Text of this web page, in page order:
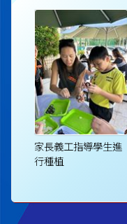
家長義工指導學生進
行種植